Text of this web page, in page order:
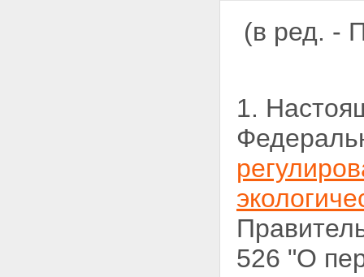
(в ред. -
1.
526 "О